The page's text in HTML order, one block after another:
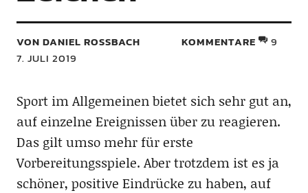
VON DANIEL ROSSBACH
7. JULI 2019
KOMMENTARE 9
Sport im Allgemeinen bietet sich sehr gut an,
auf einzelne Ereignissen über zu reagieren.
Das gilt umso mehr für erste
Vorbereitungsspiele. Aber trotzdem ist es ja
schöner, positive Eindrücke zu haben, auf